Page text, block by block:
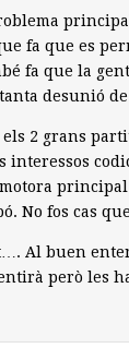
fa que es
fa que la
desunió
2 grans
interessos
No fos cas
Al buen
però les